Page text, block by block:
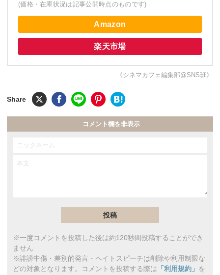
(価格・在庫状況は記事公開時点のものです)
Amazon
楽天市場
《シネマカフェ編集部@SNS班》
コメント欄を非表示
※一度コメントを投稿した後は約120秒間投稿することができ
ません
※誹謗中傷・差別的発言・ヘイトスピーチは削除や利用制限な
どの対象となります。コメントを投稿する際は 「利用規約」 を